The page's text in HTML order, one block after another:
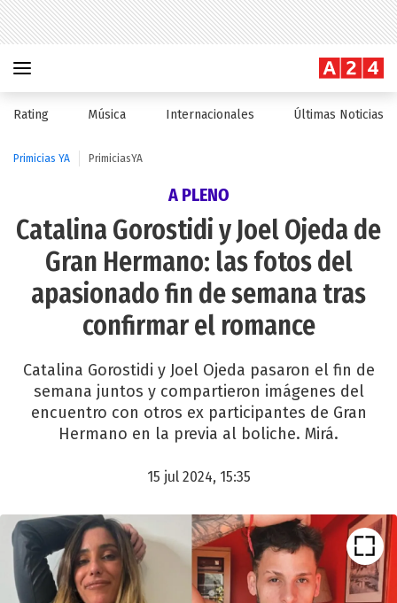
Rating Música Internacionales Últimas Noticias
Primicias YA PrimiciasYA
A PLENO
Catalina Gorostidi y Joel Ojeda de
Gran Hermano: las fotos del
apasionado fin de semana tras
confirmar el romance
Catalina Gorostidi y Joel Ojeda pasaron el fin de
semana juntos y compartieron imágenes del
encuentro con otros ex participantes de Gran
Hermano en la previa al boliche. Mirá.
15 jul 2024, 15:35